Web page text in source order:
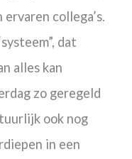
collega’s.
dat
alles kan
zo geregeld
ook nog
in een